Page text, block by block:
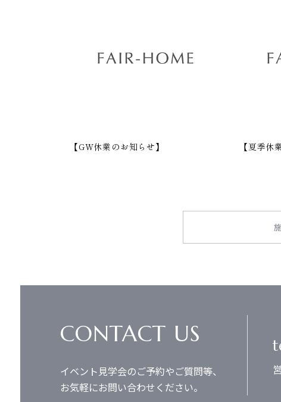
【GW休業のお知らせ】 【夏季休
CONTACT US
イベント見学会のご予約やご質問等、
お気軽にお問い合わせください。